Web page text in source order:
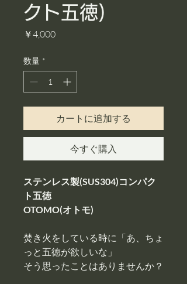
クト五徳)
￥4,000価
数量 *
カートに追加する
今すぐ購入
ステンレス製(SUS304)コンパク
ト五徳
OTOMO(オトモ)
焚き火をしている時に「あ、ちょ
っと五徳が欲しいな」
そう思ったことはありませんか？